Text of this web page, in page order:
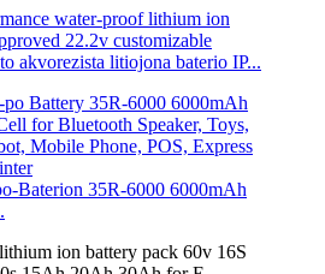
akvorezista litiojona baterio IP...
Baterion 35R-6000 6000mAh